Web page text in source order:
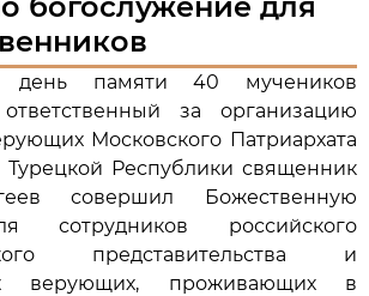
памяти 40 мучеников
ответственный за организацию
Московского Патриархата
Турецкой Республики священник
совершил Божественную
сотрудников российского
представительства и
верующих, проживающих в